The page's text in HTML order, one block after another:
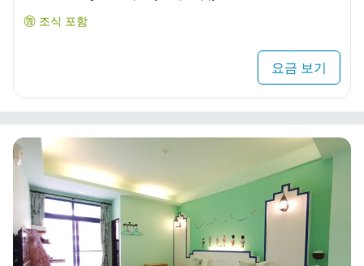
조식 포함
요금 보기